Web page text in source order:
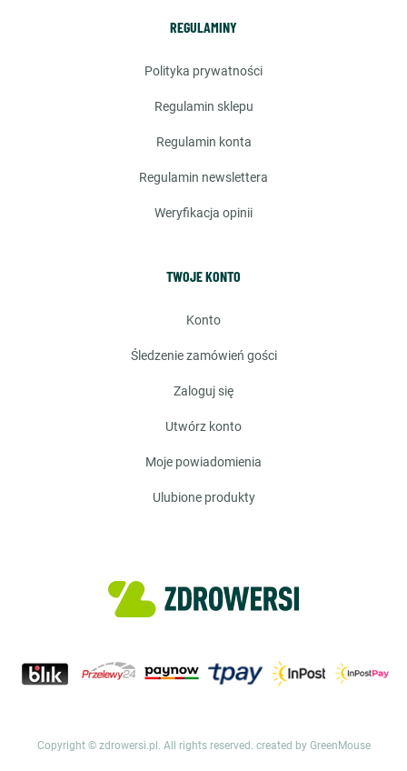
REGULAMINY
polityka prywatności
regulamin sklepu
regulamin konta
regulamin newslettera
weryfikacja opinii
TWOJE KONTO
konto
śledzenie zamówień gości
zaloguj się
utwórz konto
moje powiadomienia
ulubione produkty
Copyright © zdrowersi.pl. All rights reserved. created by GreenMouse